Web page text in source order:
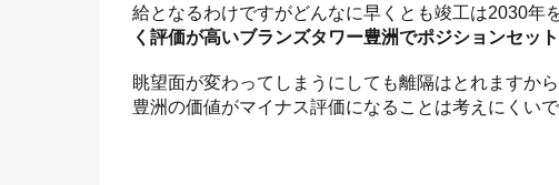
給となるわけですがどんなに早くとも竣工は2030年
く評価が高いブランズタワー豊洲でポジションセット
眺望面が変わってしまうにしても離隔はとれますか
豊洲の価値がマイナス評価になることは考えにくいで